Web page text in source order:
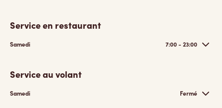
Service en restaurant
Samedi 7:00 - 23:00
Service au volant
Samedi Fermé